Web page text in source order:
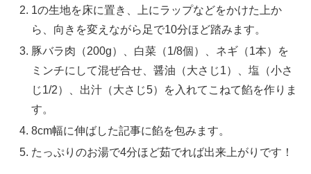
1の生地を床に置き、上にラップなどをかけた上か
ら、向きを変えながら足で10分ほど踏みます。
豚バラ肉（200g）、白菜（1/8個）、ネギ（1本）を
ミンチにして混ぜ合せ、醤油（大さじ1）、塩（小さ
じ1/2）、出汁（大さじ5）を入れてこねて餡を作りま
す。
8cm幅に伸ばした記事に餡を包みます。
たっぷりのお湯で4分ほど茹でれば出来上がりです！